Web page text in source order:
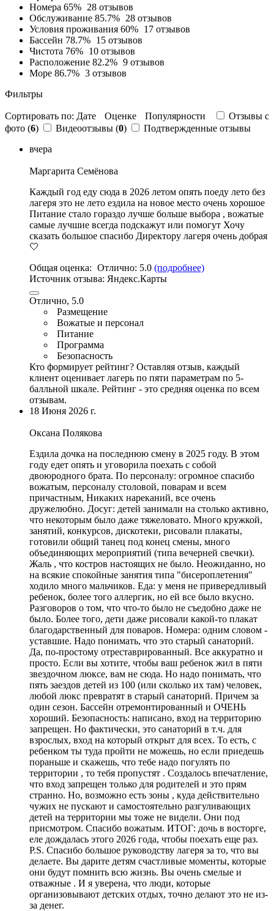
Номера 65% 28 отзывов
Обслуживание 85.7% 28 отзывов
Условия проживания 60% 17 отзывов
Бассейн 78.7% 15 отзывов
Чистота 76% 10 отзывов
Расположение 82.2% 9 отзывов
Море 86.7% 3 отзывов
Фильтры
Сортировать по: Дате Оценке Популярности
Отзывы c
фото (6) Видеоотзывы (0)
Подтвержденные отзывы
вчера
Маргарита Семёнова
Каждый год еду сюда в 2026 летом опять поеду лето без
лагеря это не лето ездила на новое место очень хорошое
Питание стало гораздо лучше больше выбора , вожатые
самые лучшие всегда подскажут или помогут Хочу
сказать большое спасибо Директору лагеря очень добрая
🤍
Общая оценка: Отлично: 5.0 (подробнее)
Источник отзыва: Яндекс.Карты
Отлично, 5.0
Размещение
Вожатые и персонал
Питание
Программа
Безопасность
Кто формирует рейтинг? Оставляя отзыв, каждый
клиент оценивает лагерь по пяти параметрам по 5-
балльной шкале. Рейтинг - это средняя оценка по всем
отзывам.
18 Июня 2026 г.
Оксана Полякова
Ездила дочка на последнюю смену в 2025 году. В этом
году едет опять и уговорила поехать с собой
двоюродного брата. По персоналу: огромное спасибо
вожатым, персоналу столовой, поварам и всем
причастным, Никаких нареканий, все очень
дружелюбно. Досуг: детей занимали на столько активно,
что некоторым было даже тяжеловато. Много кружкой,
занятий, конкурсов, дискотеки, рисовали плакаты,
готовили общий танец под конец смены, много
объединяющих мероприятий (типа вечерней свечки).
Жаль , что костров настоящих не было. Неожиданно, но
на всякие спокойные занятия типа "бисероплетения"
ходило много мальчиков. Еда: у меня не привередливый
ребенок, более того аллергик, но ей все было вкусно.
Разговоров о том, что что-то было не съедобно даже не
было. Более того, дети даже рисовали какой-то плакат
благодарственный для поваров. Номера: одним словом -
уставшие. Надо понимать, что это старый санаторий.
Да, по-простому отреставрированный. Все аккуратно и
просто. Если вы хотите, чтобы ваш ребенок жил в пяти
звездочном люксе, вам не сюда. Но надо понимать, что
пять заездов детей из 100 (или сколько их там) человек,
любой люкс превратят в старый санаторий. Причем за
один сезон. Бассейн отремонтированный и ОЧЕНЬ
хороший. Безопасность: написано, вход на территорию
запрещен. Но фактически, это санаторий в т.ч. для
взрослых, вход на который открыт для всех. То есть, с
ребенком ты туда пройти не можешь, но если приедешь
пораньше и скажешь, что тебе надо погулять по
территории , то тебя пропустят . Создалось впечатление,
что вход запрещен только для родителей и это прям
странно. Но, возможно есть зоны , куда действительно
чужих не пускают и самостоятельно разгуливающих
детей на территории мы тоже не видели. Они под
присмотром. Спасибо вожатым. ИТОГ: дочь в восторге,
еле дождалась этого 2026 года, чтобы поехать еще раз.
P.S. Спасибо большое руководству лагеря за то, что вы
делаете. Вы дарите детям счастливые моменты, которые
они будут помнить всю жизнь. Вы очень смелые и
отважные . И я уверена, что люди, которые
организовывают детских отдых, точно делают это не из-
за денег.